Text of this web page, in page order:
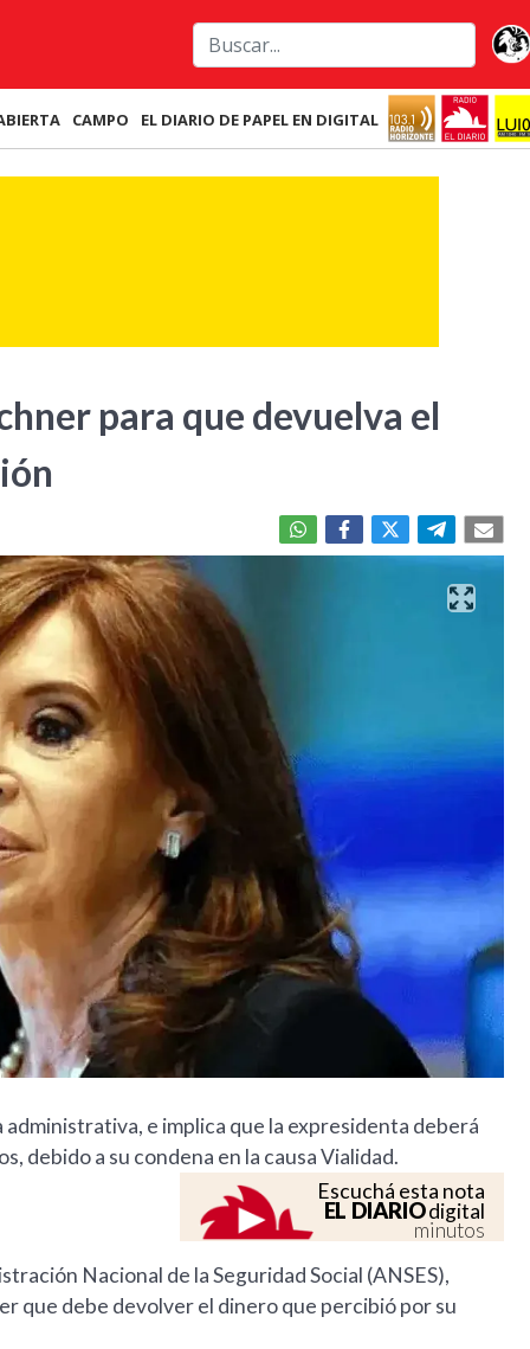
CAMPO EL DIARIO DE PAPEL EN DIGITAL
para que devuelva el
e implica que la expresidenta deberá
debido a su condena en la causa Vialidad.
Escuchá esta nota
EL DIARIOdigital
minutos
Nacional de la Seguridad Social (ANSES),
que debe devolver el dinero que percibió por su